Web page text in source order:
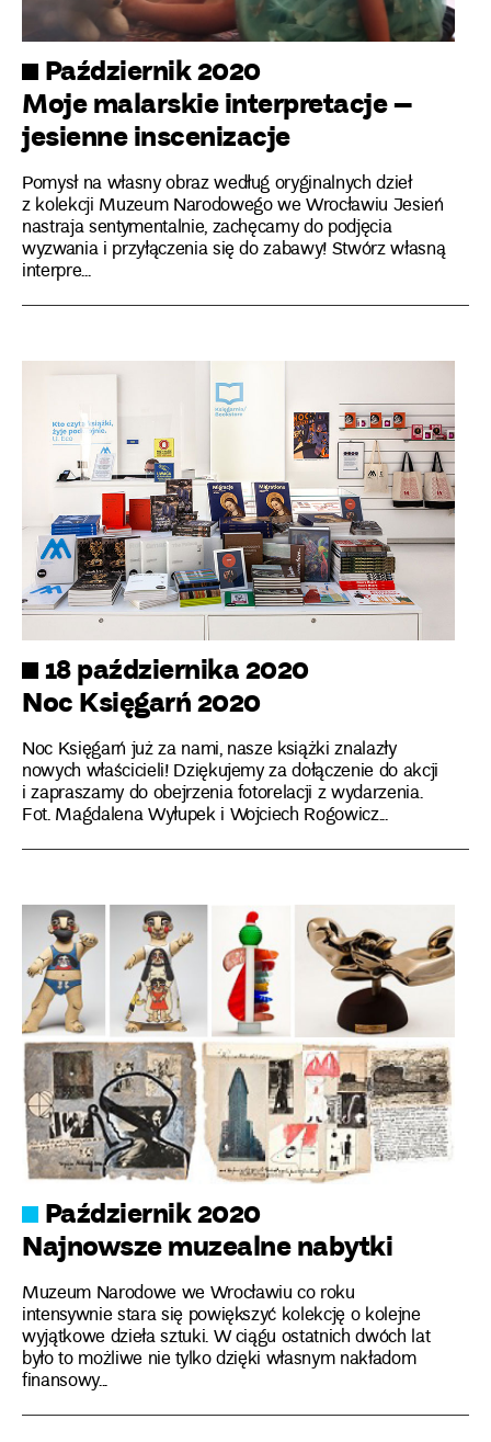
Październik 2020
Moje malarskie interpretacje –
jesienne inscenizacje
Pomysł na własny obraz według oryginalnych dzieł
z kolekcji Muzeum Narodowego we Wrocławiu Jesień
nastraja sentymentalnie, zachęcamy do podjęcia
wyzwania i przyłączenia się do zabawy! Stwórz własną
interpre...
18 października 2020
Noc Księgarń 2020
Noc Księgarń już za nami, nasze książki znalazły
nowych właścicieli! Dziękujemy za dołączenie do akcji
i zapraszamy do obejrzenia fotorelacji z wydarzenia.
Fot. Magdalena Wyłupek i Wojciech Rogowicz...
Październik 2020
Najnowsze muzealne nabytki
Muzeum Narodowe we Wrocławiu co roku
intensywnie stara się powiększyć kolekcję o kolejne
wyjątkowe dzieła sztuki. W ciągu ostatnich dwóch lat
było to możliwe nie tylko dzięki własnym nakładom
finansowy...